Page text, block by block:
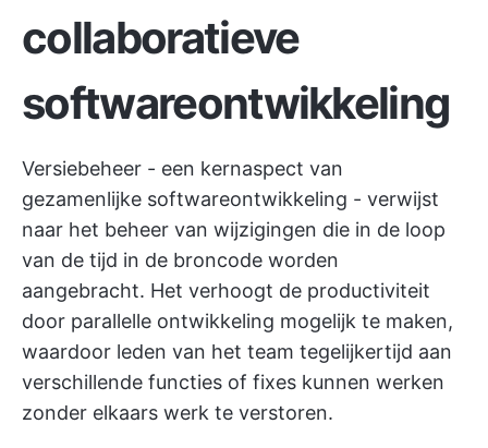
collaboratieve
softwareontwikkeling
Versiebeheer - een kernaspect van
gezamenlijke softwareontwikkeling - verwijst
naar het beheer van wijzigingen die in de loop
van de tijd in de broncode worden
aangebracht. Het verhoogt de productiviteit
door parallelle ontwikkeling mogelijk te maken,
waardoor leden van het team tegelijkertijd aan
verschillende functies of fixes kunnen werken
zonder elkaars werk te verstoren.